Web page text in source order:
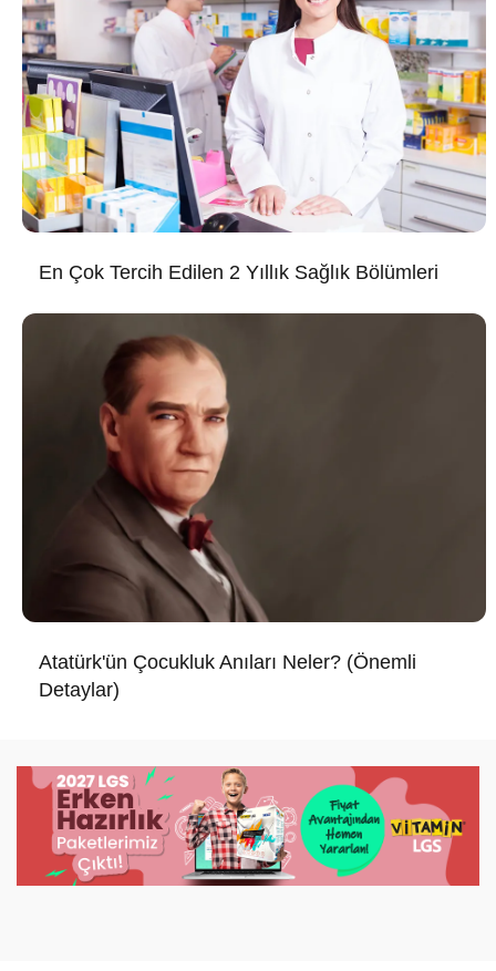
En Çok Tercih Edilen 2 Yıllık Sağlık Bölümleri
Atatürk'ün Çocukluk Anıları Neler? (Önemli
Detaylar)